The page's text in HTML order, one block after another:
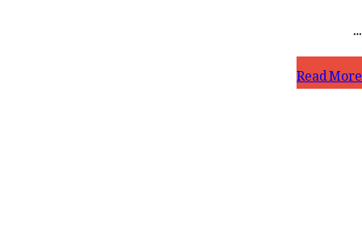
…
ٹی
Read More